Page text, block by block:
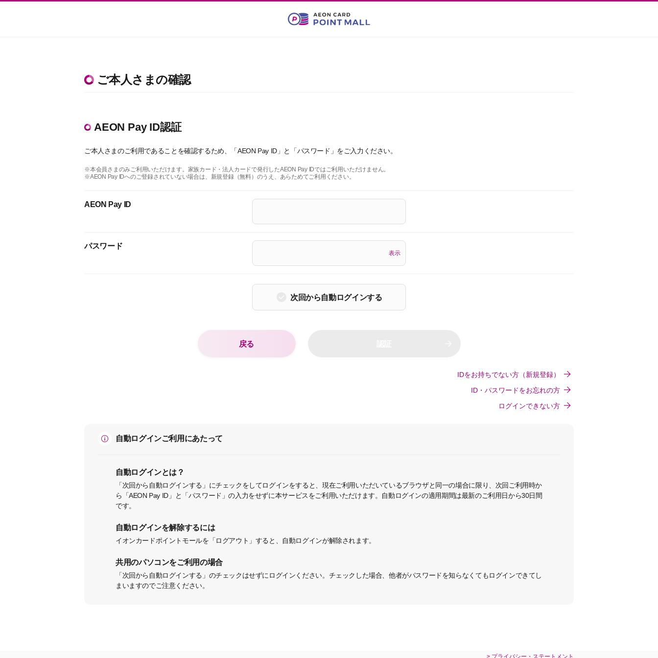
ご本人さまの確認
AEON Pay ID認証
ご本人さまのご利用であることを確認するため、「AEON Pay ID」と「パスワード」をご入力ください。
※本会員さまのみご利用いただけます。家族カード・法人カードで発行したAEON Pay IDではご利用いただけません。
※AEON Pay IDへのご登録されていない場合は、新規登録（無料）のうえ、あらためてご利用ください。
AEON Pay ID
パスワード
表示
次回から自動ログインする
戻る
IDをお持ちでない方（新規登録）
ID・パスワードをお忘れの方
ログインできない方
自動ログインご利用にあたって
自動ログインとは？
「次回から自動ログインする」にチェックをしてログインをすると、現在ご利用いただいているブラウザと同一の場合に限り、次回ご利用時か
ら「AEON Pay ID」と「パスワード」の入力をせずに本サービスをご利用いただけます。自動ログインの適用期間は最新のご利用日から30日間
です。
自動ログインを解除するには
イオンカードポイントモールを「ログアウト」すると、自動ログインが解除されます。
共用のパソコンをご利用の場合
「次回から自動ログインする」のチェックはせずにログインください。チェックした場合、他者がパスワードを知らなくてもログインできてし
まいますのでご注意ください。
> プライバシー・ステートメント